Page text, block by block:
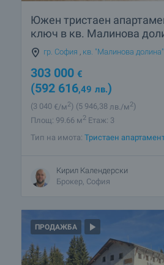
Южен тристаен
ключ в кв. Малинова
гр. София , кв. "Малинова долина"
303 000 €
(592 616,49 лв.)
(3 040 €/м2) (5 946,38 лв./м2)
Площ: 99.66 м2 Етаж: 3
Тип на имота: Тристаен
Кирил Календерски
Брокер, София
ПРОДАЖБА